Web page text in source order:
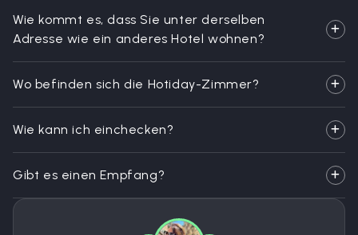
Wie kommt es, dass Sie unter derselben
Adresse wie ein anderes Hotel wohnen?
Wo befinden sich die Hotiday-Zimmer?
Wie kann ich einchecken?
Gibt es einen Empfang?